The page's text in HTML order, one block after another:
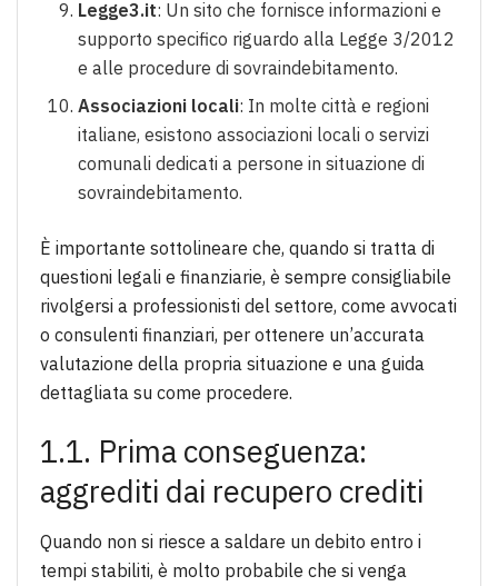
Legge3.it: Un sito che fornisce informazioni e
supporto specifico riguardo alla Legge 3/2012
e alle procedure di sovraindebitamento.
Associazioni locali: In molte città e regioni
italiane, esistono associazioni locali o servizi
comunali dedicati a persone in situazione di
sovraindebitamento.
È importante sottolineare che, quando si tratta di
questioni legali e finanziarie, è sempre consigliabile
rivolgersi a professionisti del settore, come avvocati
o consulenti finanziari, per ottenere un’accurata
valutazione della propria situazione e una guida
dettagliata su come procedere.
1.1. Prima conseguenza:
aggrediti dai recupero crediti
Quando non si riesce a saldare un debito entro i
tempi stabiliti, è molto probabile che si venga